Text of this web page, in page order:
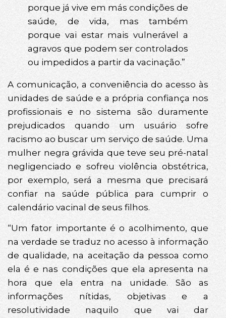
porque já vive em más condições de
saúde, de vida, mas também
porque vai estar mais vulnerável a
agravos que podem ser controlados
ou impedidos a partir da vacinação.”
A comunicação, a conveniência do acesso às
unidades de saúde e a própria confiança nos
profissionais e no sistema são duramente
prejudicados quando um usuário sofre
racismo ao buscar um serviço de saúde. Uma
mulher negra grávida que teve seu pré-natal
negligenciado e sofreu violência obstétrica,
por exemplo, será a mesma que precisará
confiar na saúde pública para cumprir o
calendário vacinal de seus filhos.
“Um fator importante é o acolhimento, que
na verdade se traduz no acesso à informação
de qualidade, na aceitação da pessoa como
ela é e nas condições que ela apresenta na
hora que ela entra na unidade. São as
informações nítidas, objetivas e a
resolutividade naquilo que vai dar